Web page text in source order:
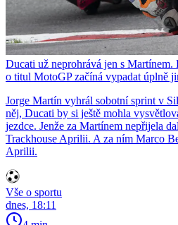
Ducati už neprohrává jen s
o titul MotoGP začíná vypadat úplně
Jorge Martín vyhrál sobotní sprint v
něj, Ducati by si ještě mohla
jezdce. Jenže za Martínem nepřijela
Trackhouse Aprilii. A za ním Marco
Aprilii.
Vše o sportu
dnes, 18:11